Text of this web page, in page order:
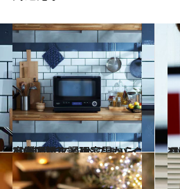
2026.1.17
【まとめ】調理家電からAV機器まで♪ ベストバイ家電図鑑まとめ
ライフスタイル 【防水